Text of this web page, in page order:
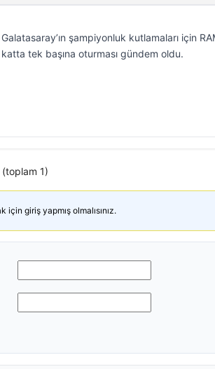
Galatasaray’ın şampiyonluk kutlamaları için
katta tek başına oturması gündem oldu.
1)
için giriş yapmış olmalısınız.